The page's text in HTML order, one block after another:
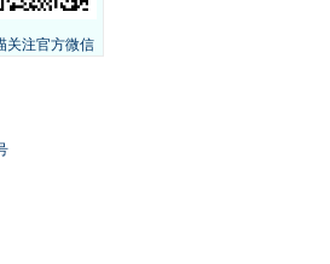
关注官方微信